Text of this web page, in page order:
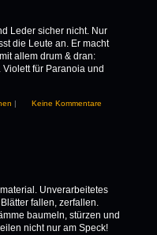
Leder sicher nicht. Nur
die Leute an. Er macht
allem drum & dran:
für Paranoia und
Keine Kommentare
Unverarbeitetes
fallen, zerfallen.
baumeln, stürzen und
nicht nur am Speck!